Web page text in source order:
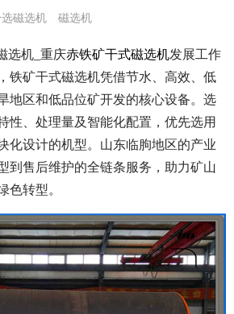
磁选机 磁选机
选机_重庆赤铁矿干式磁选机发展工作
铁矿干式磁选机凭借节水、高效、低
地区和低品位矿开发的核心设备。选
性、处理量及智能化配置，优先选用
化设计的机型。山东临朐地区的产业
到售后维护的全链条服务，助力矿山
色转型。